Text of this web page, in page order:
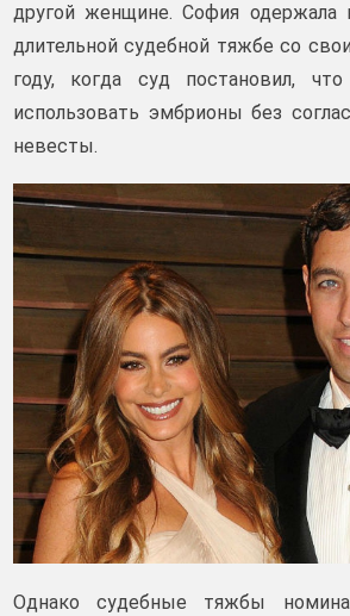
другой женщине. София одержала
длительной судебной тяжбе со
году, когда суд постановил,
использовать эмбрионы без
невесты.
Однако судебные тяжбы